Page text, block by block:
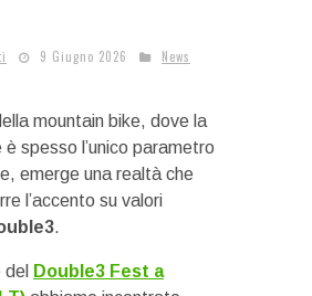
9 Giugno 2026 News
mountain bike, dove la
spesso l’unico parametro
emerge una realtà che
l’accento su valori
.
del Double3 Fest a